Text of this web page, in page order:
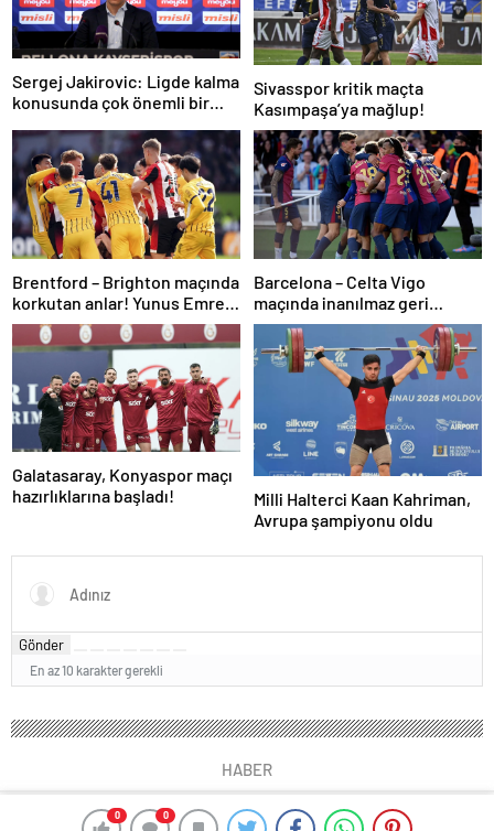
0 0
Sergej Jakirovic: Ligde kalma
konusunda çok önemli bir
Sivasspor kritik maçta
Kasımpaşa’ya mağlup!
Brentford – Brighton maçında
korkutan anlar! Yunus Emre
Konak oyuna devam
edemedi…
Barcelona – Celta Vigo
maçında inanılmaz geri
dönüş! Raphinha maça
damga vurdu
Galatasaray, Konyaspor maçı
hazırlıklarına başladı!
Milli Halterci Kaan Kahriman,
Avrupa şampiyonu oldu
Gönder
En az 10 karakter gerekli
HABER